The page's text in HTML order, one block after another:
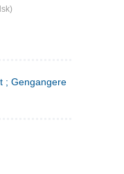
; Gengangere